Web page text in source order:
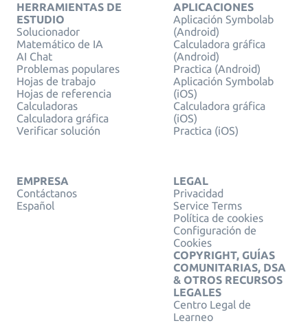
HERRAMIENTAS DE
ESTUDIO
Solucionador
Matemático de IA
AI Chat
Problemas populares
Hojas de trabajo
Hojas de referencia
Calculadoras
Calculadora gráfica
Verificar solución
APLICACIONES
Aplicación Symbolab
(Android)
Calculadora gráfica
(Android)
Practica (Android)
Aplicación Symbolab
(iOS)
Calculadora gráfica
(iOS)
Practica (iOS)
EMPRESA
Contáctanos
Español
LEGAL
Privacidad
Service Terms
Política de cookies
Configuración de
Cookies
COPYRIGHT, GUÍAS
COMUNITARIAS, DSA
& OTROS RECURSOS
LEGALES
Centro Legal de
Learneo